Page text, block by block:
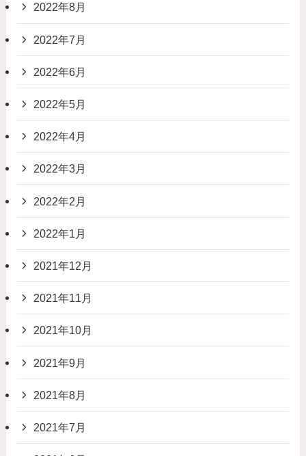
2022年8月
2022年7月
2022年6月
2022年5月
2022年4月
2022年3月
2022年2月
2022年1月
2021年12月
2021年11月
2021年10月
2021年9月
2021年8月
2021年7月